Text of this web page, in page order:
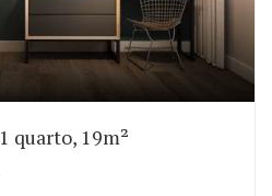
quarto, 19m²